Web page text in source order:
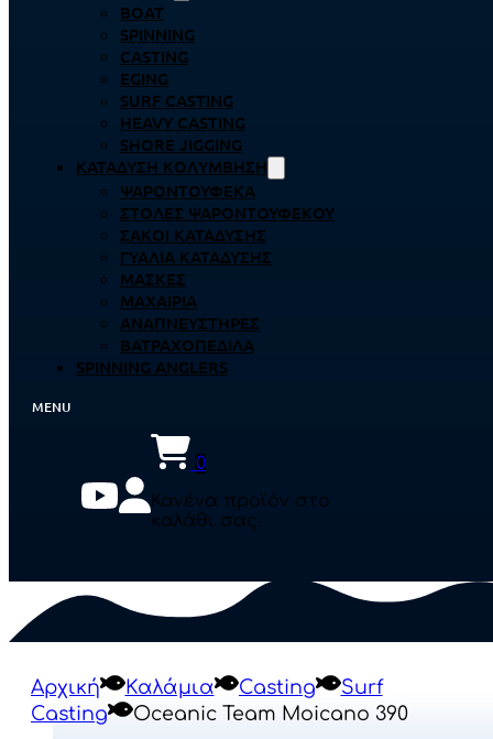
BOAT
SPINNING
CASTING
EGING
SURF CASTING
HEAVY CASTING
SHORE JIGGING
ΚΑΤΆΔΥΣΗ ΚΟΛΎΜΒΗΣΗ
ΨΑΡΟΝΤΟΎΦΕΚΑ
ΣΤΟΛΈΣ ΨΑΡΟΝΤΟΎΦΕΚΟΥ
ΣΆΚΟΙ ΚΑΤΆΔΥΣΗΣ
ΓΥΑΛΙΆ ΚΑΤΆΔΥΣΗΣ
ΜΆΣΚΕΣ
ΜΑΧΑΊΡΙΑ
ΑΝΑΠΝΕΥΣΤΉΡΕΣ
ΒΑΤΡΑΧΟΠΈΔΙΛΑ
SPINNING ANGLERS
0
Κανένα προϊόν στο
καλάθι σας.
Αρχική Καλάμια Casting
Surf
Casting
Oceanic Team Moicano 390